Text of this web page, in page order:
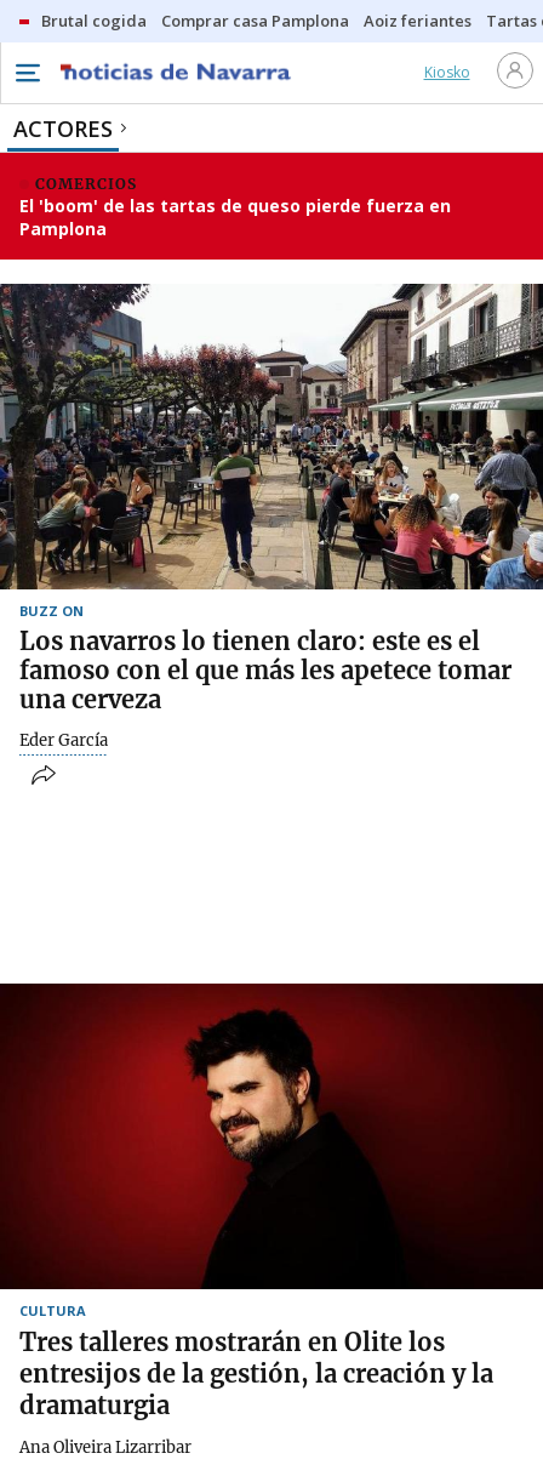
Brutal cogida Comprar casa Pamplona Aoiz feriantes Tartas
Kiosko
ACTORES
COMERCIOS
El 'boom' de las tartas de queso pierde fuerza en
Pamplona
BUZZ ON
Los navarros lo tienen claro: este es el
famoso con el que más les apetece tomar
una cerveza
Eder García
CULTURA
Tres talleres mostrarán en Olite los
entresijos de la gestión, la creación y la
dramaturgia
Ana Oliveira Lizarribar